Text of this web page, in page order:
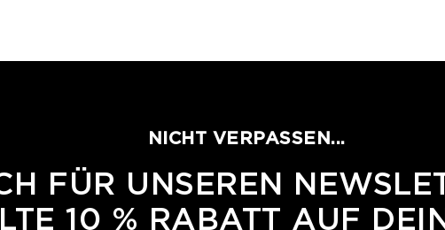
NICHT VERPASSEN...
FÜR UNSEREN
10 % RABATT AUF